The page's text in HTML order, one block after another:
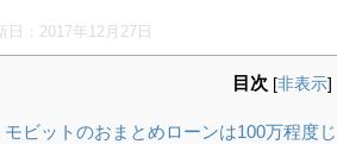
日： 2017年12月27日
目次 [非表示]
モビットのおまとめローンは100万程度